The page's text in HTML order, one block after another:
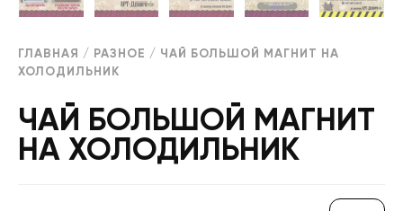
ГЛАВНАЯ / РАЗНОЕ / ЧАЙ БОЛЬШОЙ МАГНИТ НА
ХОЛОДИЛЬНИК
ЧАЙ БОЛЬШОЙ МАГНИТ
НА ХОЛОДИЛЬНИК